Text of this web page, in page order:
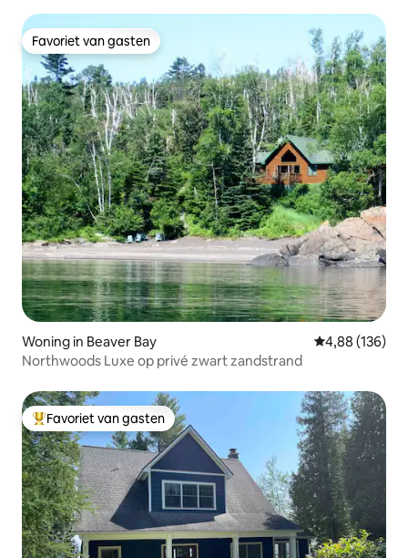
Favoriet van gasten
Favoriet van gasten
Woning in Beaver Bay Gemiddelde
4,88 (136)
Northwoods Luxe op privé zwart zandstrand
Topfavoriet van gasten
Favoriet van gasten